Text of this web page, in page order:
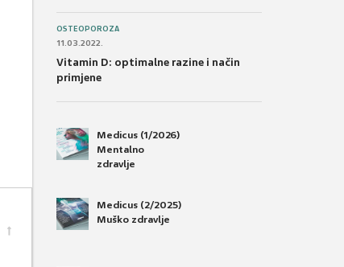
OSTEOPOROZA
11.03.2022.
Vitamin D: optimalne razine i način
primjene
Medicus (1/2026)
Mentalno
zdravlje
Medicus (2/2025)
Muško zdravlje